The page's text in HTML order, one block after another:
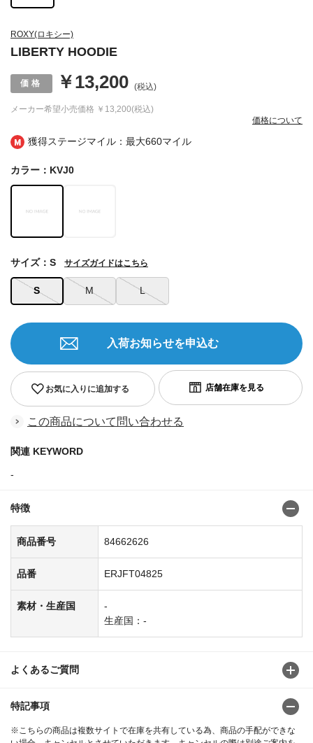
獲得ステージマイル：最大660マイル
ROXY(ロキシー)
LIBERTY HOODIE
メーカー希望小売価格 ￥13,200(税込)
￥13,200 (税込)
価格について
カラー：KVJ0
S M L
サイズ：S サイズガイドはこちら
お気に入りに追加する
入荷お知らせを申込む
この商品について問い合わせる
関連 KEYWORD
-
特徴
商品番号 84662626
品番 ERJFT04825
素材・生産国
-
生産国：-
よくあるご質問
特記事項
※こちらの商品は複数サイトで在庫を共有している為、商品の手配ができな